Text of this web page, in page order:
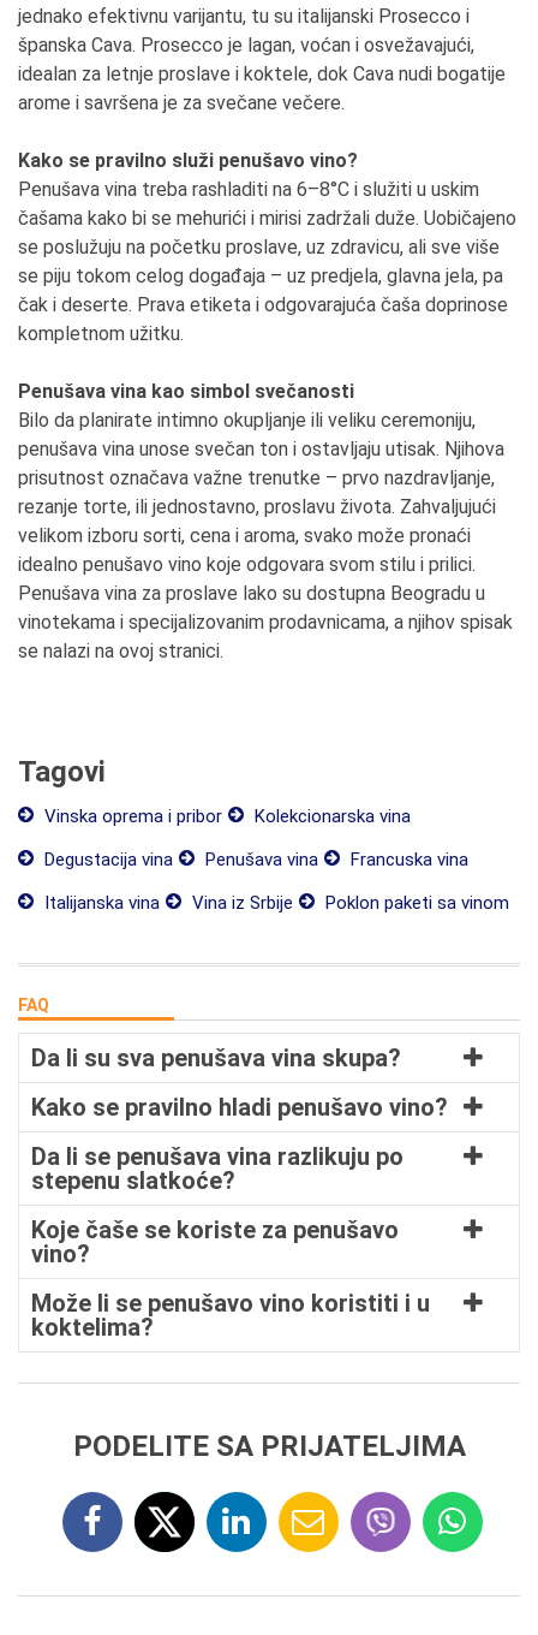
jednako efektivnu varijantu, tu su italijanski Prosecco i
španska Cava. Prosecco je lagan, voćan i osvežavajući,
idealan za letnje proslave i koktele, dok Cava nudi bogatije
arome i savršena je za svečane večere.
Kako se pravilno služi penušavo vino?
Penušava vina treba rashladiti na 6–8°C i služiti u uskim
čašama kako bi se mehurići i mirisi zadržali duže. Uobičajeno
se poslužuju na početku proslave, uz zdravicu, ali sve više
se piju tokom celog događaja – uz predjela, glavna jela, pa
čak i deserte. Prava etiketa i odgovarajuća čaša doprinose
kompletnom užitku.
Penušava vina kao simbol svečanosti
Bilo da planirate intimno okupljanje ili veliku ceremoniju,
penušava vina unose svečan ton i ostavljaju utisak. Njihova
prisutnost označava važne trenutke – prvo nazdravljanje,
rezanje torte, ili jednostavno, proslavu života. Zahvaljujući
velikom izboru sorti, cena i aroma, svako može pronaći
idealno penušavo vino koje odgovara svom stilu i prilici.
Penušava vina za proslave lako su dostupna Beogradu u
vinotekama i specijalizovanim prodavnicama, a njihov spisak
se nalazi na ovoj stranici.
Tagovi
Vinska oprema i pribor
Kolekcionarska vina
Degustacija vina
Penušava vina
Francuska vina
Italijanska vina
Vina iz Srbije Poklon paketi sa vinom
FAQ
Da li su sva penušava vina skupa?
Kako se pravilno hladi penušavo vino?
Da li se penušava vina razlikuju po
stepenu slatkoće?
Koje čaše se koriste za penušavo
vino?
Može li se penušavo vino koristiti i u
koktelima?
PODELITE SA PRIJATELJIMA